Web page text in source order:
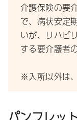
介護保険の要
で、病状安定
いが、リハビ
する要介護者
※入所以外は